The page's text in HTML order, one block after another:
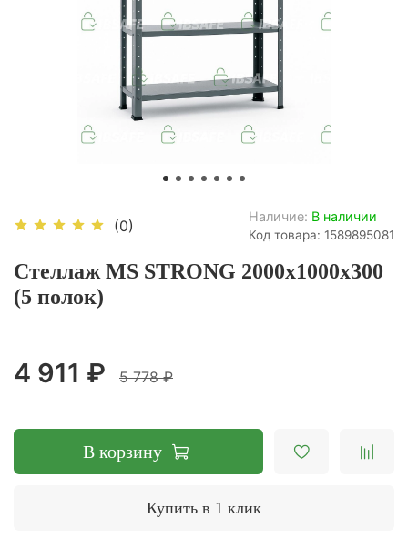
(0)
Наличие: В наличии
Код товара: 1589895081
Стеллаж MS STRONG 2000х1000х300
(5 полок)
4 911 ₽ 5 778 ₽
В корзину
Купить в 1 клик